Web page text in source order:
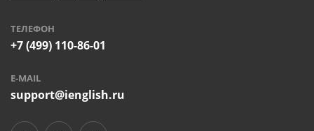
ТЕЛЕФОН
+7 (499) 110-86-01
E-MAIL
support@ienglish.ru